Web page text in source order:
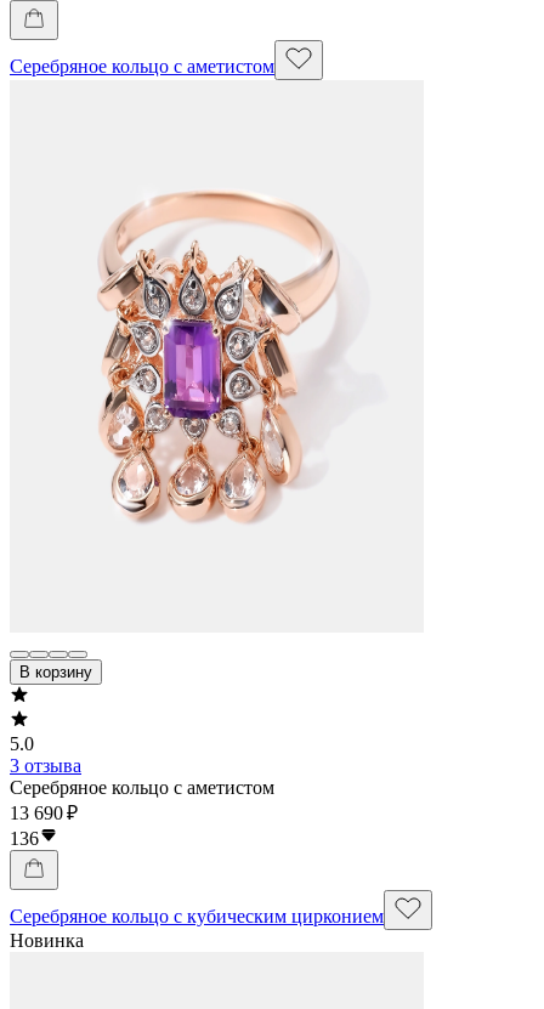
Серебряное кольцо с аметистом
В корзину
5.0
3 отзыва
Серебряное кольцо с аметистом
13 690 ₽
136
Серебряное кольцо с кубическим цирконием
Новинка